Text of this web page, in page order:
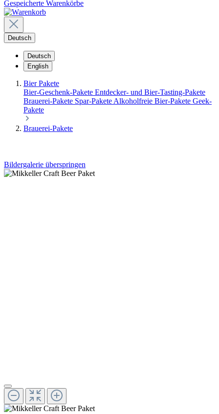
Gespeicherte Warenkörbe
Deutsch
Deutsch
English
Bier Pakete
Bier-Geschenk-Pakete Entdecker- und Bier-Tasting-Pakete
Brauerei-Pakete Spar-Pakete Alkoholfreie Bier-Pakete Geek-
Pakete
Brauerei-Pakete
Bildergalerie überspringen